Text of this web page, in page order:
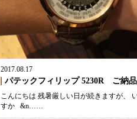
2017.08.17
パテックフィリップ 5230R ご納品
こんにちは 残暑厳しい日が続きますが、
すか &n……